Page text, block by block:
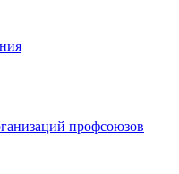
профсоюзов